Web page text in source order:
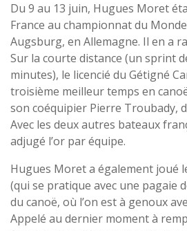
Du 9 au 13 juin, Hugues Moret
France au championnat du
Augsburg, en Allemagne. Il en a
Sur la courte distance (un sprint
minutes), le licencié du Gétigné
troisième meilleur temps en
son coéquipier Pierre Troubady,
Avec les deux autres bateaux
adjugé l’or par équipe.
Hugues Moret a également joué
(qui se pratique avec une pagaie
du canoë, où l’on est à genoux
Appelé au dernier moment à